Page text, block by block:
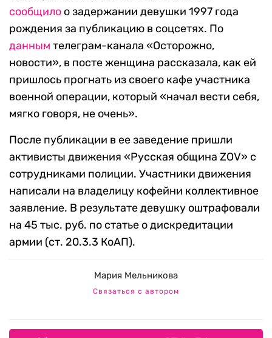
сообщило о задержании девушки 1997 года
рождения за публикацию в соцсетях. По
данным телеграм-канала «Осторожно,
новости», в посте женщина рассказала, как ей
пришлось прогнать из своего кафе участника
военной операции, который «начал вести себя,
мягко говоря, не очень».
После публикации в ее заведение пришли
активисты движения «Русская община ZOV» с
сотрудниками полиции. Участники движения
написали на владелицу кофейни коллективное
заявление. В результате девушку оштрафовали
на 45 тыс. руб. по статье о дискредитации
армии (ст. 20.3.3 КоАП).
Мария Мельникова
Связаться с автором